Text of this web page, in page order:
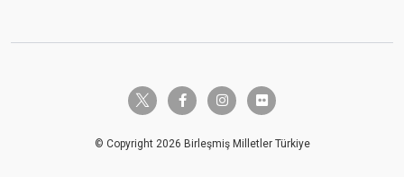
twitter-x facebook-finstagramflickr
© Copyright 2026 Birleşmiş Milletler Türkiye